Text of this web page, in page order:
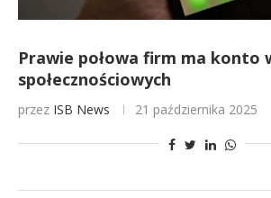
Prawie połowa firm ma konto
społecznościowych
przez ISB News 21 października 2025